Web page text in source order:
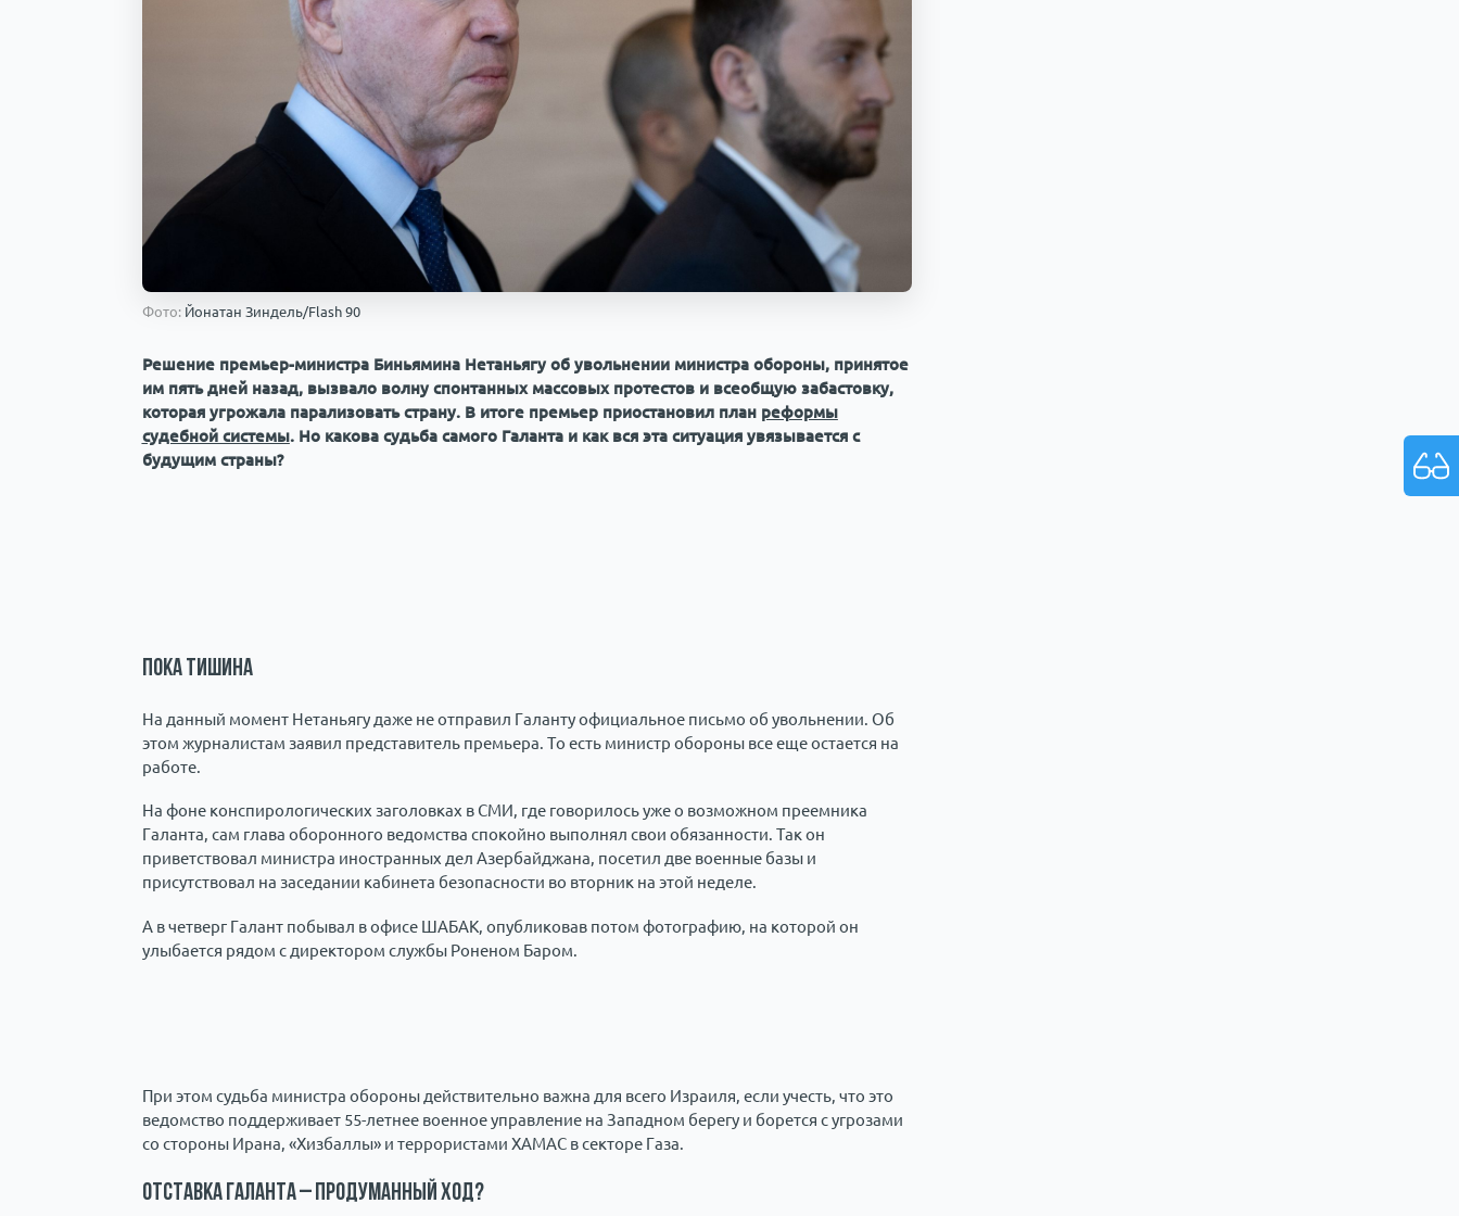
Фото: Йонатан Зиндель/Flash 90
Решение премьер-министра Биньямина Нетаньягу об увольнении министра обороны, принятое
им пять дней назад, вызвало волну спонтанных массовых протестов и всеобщую забастовку,
которая угрожала парализовать страну. В итоге премьер приостановил план реформы
судебной системы. Но какова судьба самого Галанта и как вся эта ситуация увязывается с
будущим страны?
Пока тишина
На данный момент Нетаньягу даже не отправил Галанту официальное письмо об увольнении. Об
этом журналистам заявил представитель премьера. То есть министр обороны все еще остается на
работе.
На фоне конспирологических заголовках в СМИ, где говорилось уже о возможном преемника
Галанта, сам глава оборонного ведомства спокойно выполнял свои обязанности. Так он
приветствовал министра иностранных дел Азербайджана, посетил две военные базы и
присутствовал на заседании кабинета безопасности во вторник на этой неделе.
А в четверг Галант побывал в офисе ШАБАК, опубликовав потом фотографию, на которой он
улыбается рядом с директором службы Роненом Баром.
При этом судьба министра обороны действительно важна для всего Израиля, если учесть, что это
ведомство поддерживает 55-летнее военное управление на Западном берегу и борется с угрозами
со стороны Ирана, «Хизбаллы» и террористами ХАМАС в секторе Газа.
Отставка Галанта – продуманный ход?